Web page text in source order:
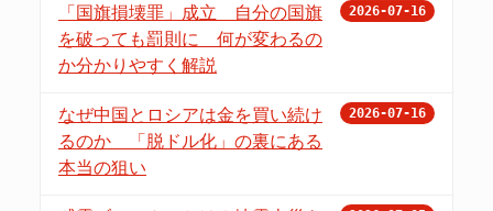
「国旗損壊罪」成立 自分の国旗
を破っても罰則に 何が変わるの
か分かりやすく解説
2026-07-16
なぜ中国とロシアは金を買い続け
るのか 「脱ドル化」の裏にある
本当の狙い
2026-07-16